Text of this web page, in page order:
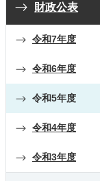
財政公表
令和7年度
令和6年度
令和5年度
令和4年度
令和3年度